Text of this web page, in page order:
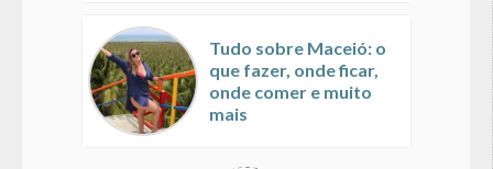
Tudo sobre Maceió: o
que fazer, onde ficar,
onde comer e muito
mais